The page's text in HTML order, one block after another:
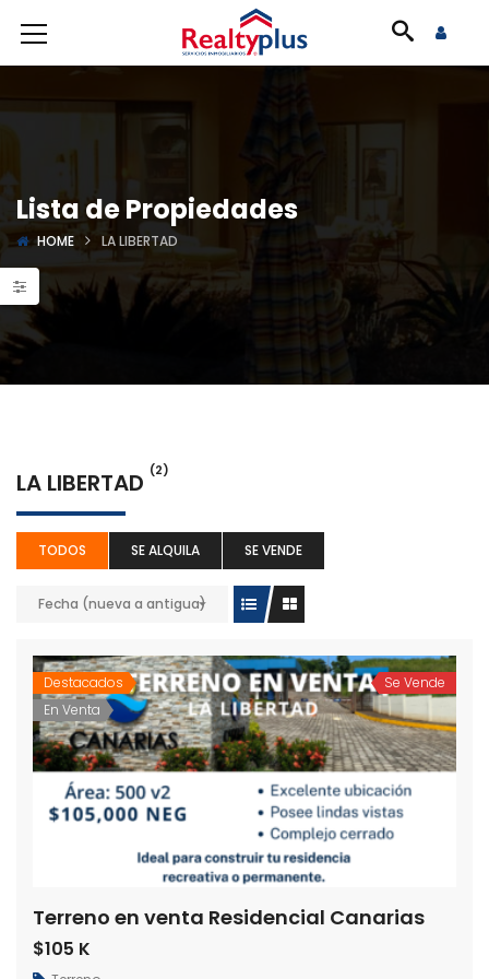
Lista de Propiedades
HOME LA LIBERTAD
LA LIBERTAD (2)
TODOS SE ALQUILA SE VENDE
Fecha (nueva a antigua)
Destacados
En Venta
Se Vende
Terreno en venta Residencial Canarias
$105 K